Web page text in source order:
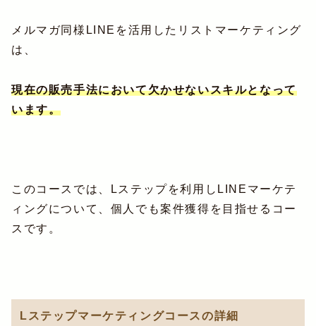
メルマガ同様LINEを活用したリストマーケティング
は、
現在の販売手法において欠かせないスキルとなって
います。
このコースでは、Lステップを利用しLINEマーケテ
ィングについて、個人でも案件獲得を目指せるコー
スです。
Lステップマーケティングコースの詳細